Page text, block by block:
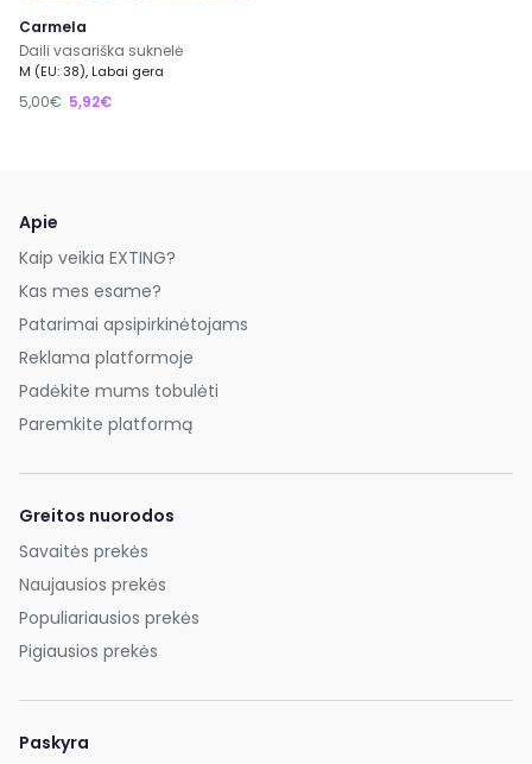
Carmela
Daili vasariška suknelė
M (EU: 38), Labai gera
5,00€ 5,92€
Apie
Kaip veikia EXTING?
Kas mes esame?
Patarimai apsipirkinėtojams
Reklama platformoje
Padėkite mums tobulėti
Paremkite platformą
Greitos nuorodos
Savaitės prekės
Naujausios prekės
Populiariausios prekės
Pigiausios prekės
Paskyra